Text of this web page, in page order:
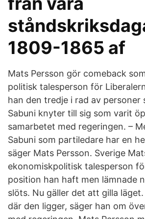
1809-1865 af
Mats Persson gör comeback
politisk talesperson för
han den tredje i rad av personer
Sabuni knyter till sig som varit
samarbetet med regeringen. –
Sabuni som partiledare har en
säger Mats Persson. Sverige
ekonomiskpolitisk talesperson
position han haft men lämnade
slöts. Nu gäller det att gilla läget.
där den ligger, säger han om